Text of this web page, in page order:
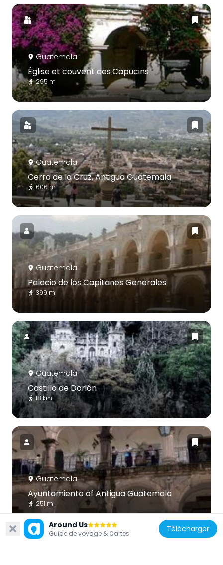
Guatemala
Église et couvent des Capucins
295 m
Guatemala
Cerro de la Cruz, Antigua Guatemala
606 m
Guatemala
Palacio de los Capitanes Generales
399 m
Guatemala
Castillo de Dorión
18 km
Guatemala
Ayuntamiento of Antigua Guatemala
251 m
Around Us
Guide de voyage & Cartes Télécharger